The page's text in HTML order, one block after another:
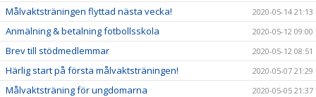
Målvaktsträningen flyttad nästa vecka! 2020-05-14 21:13
Anmälning & betalning fotbollsskola 2020-05-12 09:00
Brev till stödmedlemmar 2020-05-12 08:51
Härlig start på första målvaktsträningen! 2020-05-07 21:29
Målvaktsträning för ungdomarna 2020-05-05 21:37